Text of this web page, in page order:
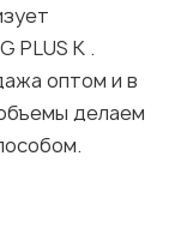
PLUS K .
оптом и в
делаем